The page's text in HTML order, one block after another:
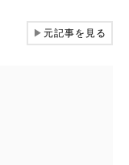
▶元記事を見る